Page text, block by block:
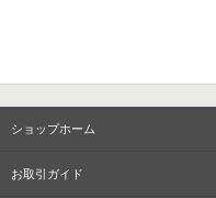
ショップホーム
お取引ガイド